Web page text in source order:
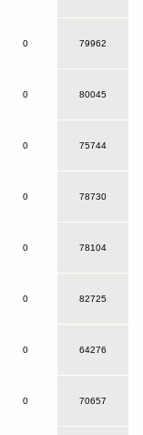
0 79962
0 80045
0 75744
0 78730
0 78104
0 82725
0 64276
0 70657